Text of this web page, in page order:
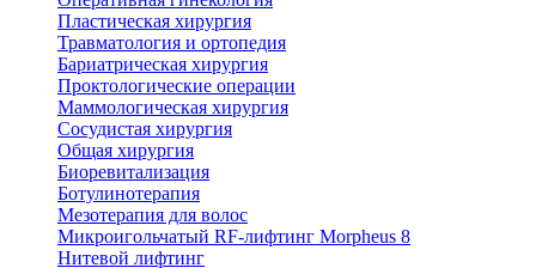
Пластическая хирургия
Травматология и ортопедия
Бариатрическая хирургия
Проктологические операции
Маммологическая хирургия
Сосудистая хирургия
Общая хирургия
Биоревитализация
Ботулинотерапия
Мезотерапия для волос
Микроигольчатый RF-лифтинг Morpheus 8
Нитевой лифтинг